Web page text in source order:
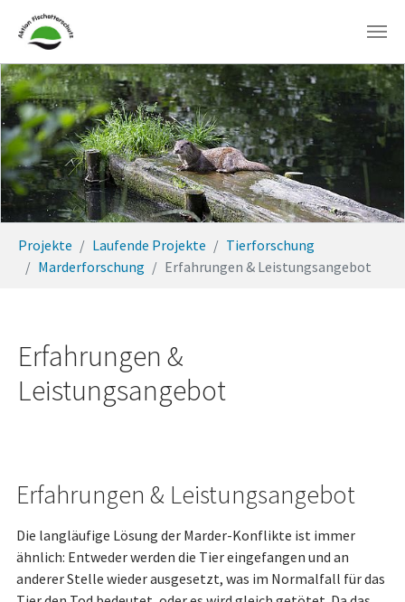
Zum Hauptinhalt springen
Projekte Laufende Projekte
Tierforschung
Marderforschung
Erfahrungen & Leistungsangebot
Erfahrungen &
Leistungsangebot
Erfahrungen & Leistungsangebot
Die langläufige Lösung der Marder-Konflikte ist immer
ähnlich: Entweder werden die Tier eingefangen und an
anderer Stelle wieder ausgesetzt, was im Normalfall für das